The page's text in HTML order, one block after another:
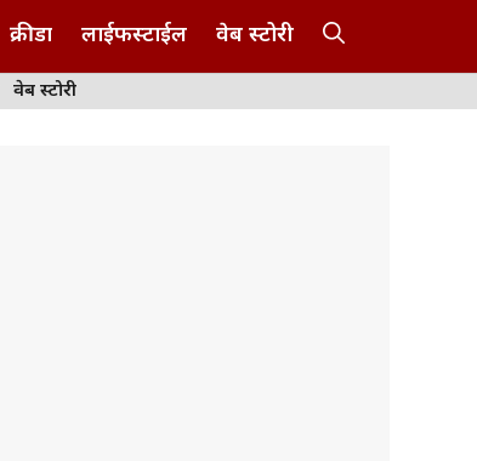
क्रीडा लाईफस्टाईल वेब स्टोरी
वेब स्टोरी